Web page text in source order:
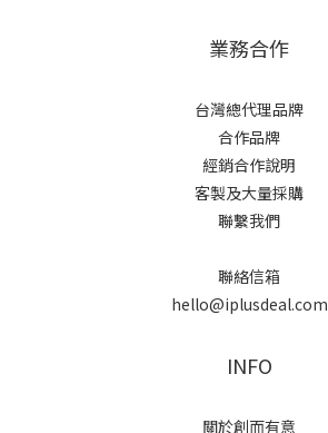
業務合作
台灣總代理品牌
合作品牌
經銷合作說明
客製及大量採購
聯繫我們
聯絡信箱
hello@iplusdeal.com
INFO
關於創而有意